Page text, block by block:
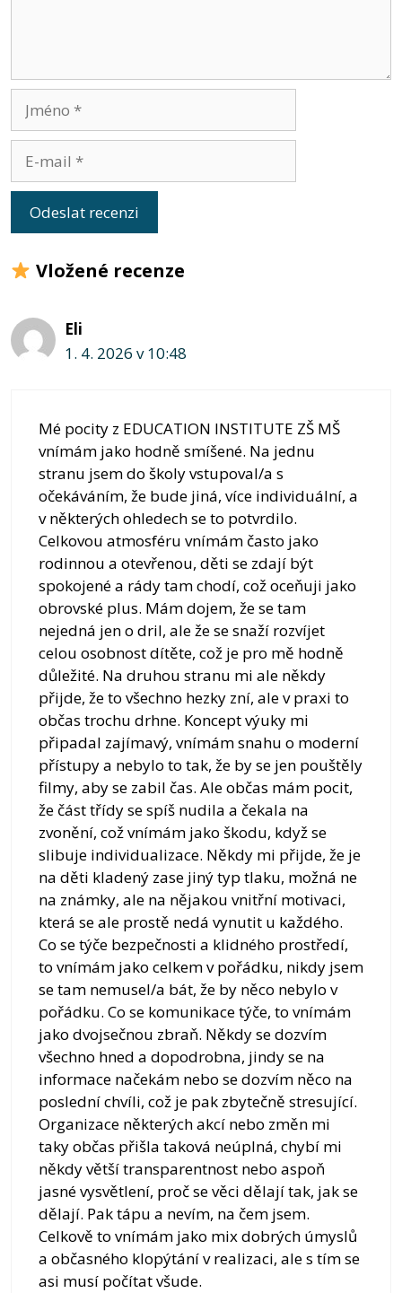
Vložené recenze
Eli
1. 4. 2026 v 10:48
Mé pocity z EDUCATION INSTITUTE ZŠ MŠ
vnímám jako hodně smíšené. Na jednu
stranu jsem do školy vstupoval/a s
očekáváním, že bude jiná, více individuální, a
v některých ohledech se to potvrdilo.
Celkovou atmosféru vnímám často jako
rodinnou a otevřenou, děti se zdají být
spokojené a rády tam chodí, což oceňuji jako
obrovské plus. Mám dojem, že se tam
nejedná jen o dril, ale že se snaží rozvíjet
celou osobnost dítěte, což je pro mě hodně
důležité. Na druhou stranu mi ale někdy
přijde, že to všechno hezky zní, ale v praxi to
občas trochu drhne. Koncept výuky mi
připadal zajímavý, vnímám snahu o moderní
přístupy a nebylo to tak, že by se jen pouštěly
filmy, aby se zabil čas. Ale občas mám pocit,
že část třídy se spíš nudila a čekala na
zvonění, což vnímám jako škodu, když se
slibuje individualizace. Někdy mi přijde, že je
na děti kladený zase jiný typ tlaku, možná ne
na známky, ale na nějakou vnitřní motivaci,
která se ale prostě nedá vynutit u každého.
Co se týče bezpečnosti a klidného prostředí,
to vnímám jako celkem v pořádku, nikdy jsem
se tam nemusel/a bát, že by něco nebylo v
pořádku. Co se komunikace týče, to vnímám
jako dvojsečnou zbraň. Někdy se dozvím
všechno hned a dopodrobna, jindy se na
informace načekám nebo se dozvím něco na
poslední chvíli, což je pak zbytečně stresující.
Organizace některých akcí nebo změn mi
taky občas přišla taková neúplná, chybí mi
někdy větší transparentnost nebo aspoň
jasné vysvětlení, proč se věci dělají tak, jak se
dělají. Pak tápu a nevím, na čem jsem.
Celkově to vnímám jako mix dobrých úmyslů
a občasného klopýtání v realizaci, ale s tím se
asi musí počítat všude.
mail